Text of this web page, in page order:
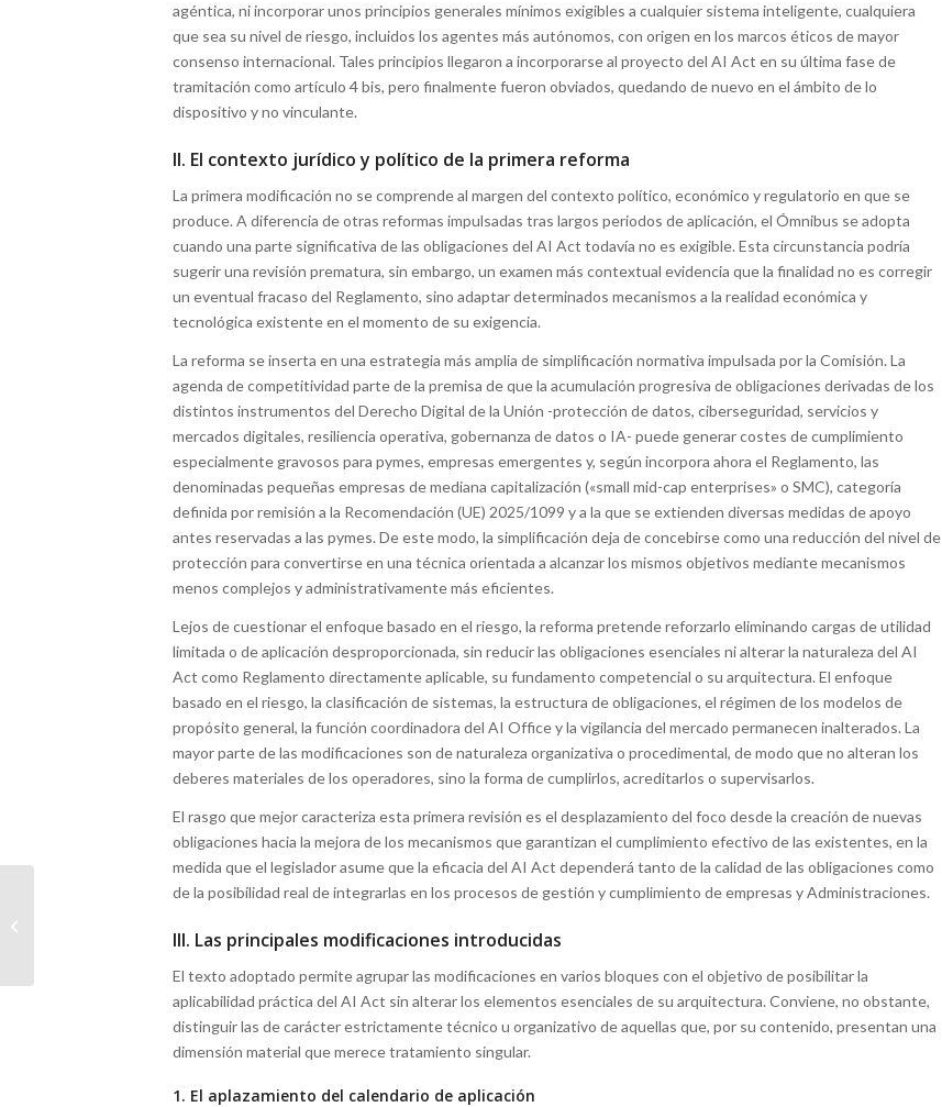
agéntica, ni incorporar unos principios generales mínimos exigibles a cualquier sistema inteligente, cualquiera
que sea su nivel de riesgo, incluidos los agentes más autónomos, con origen en los marcos éticos de mayor
consenso internacional. Tales principios llegaron a incorporarse al proyecto del AI Act en su última fase de
tramitación como artículo 4 bis, pero finalmente fueron obviados, quedando de nuevo en el ámbito de lo
dispositivo y no vinculante.
II. El contexto jurídico y político de la primera reforma
La primera modificación no se comprende al margen del contexto político, económico y regulatorio en que se
produce. A diferencia de otras reformas impulsadas tras largos periodos de aplicación, el Ómnibus se adopta
cuando una parte significativa de las obligaciones del AI Act todavía no es exigible. Esta circunstancia podría
sugerir una revisión prematura, sin embargo, un examen más contextual evidencia que la finalidad no es corregir
un eventual fracaso del Reglamento, sino adaptar determinados mecanismos a la realidad económica y
tecnológica existente en el momento de su exigencia.
La reforma se inserta en una estrategia más amplia de simplificación normativa impulsada por la Comisión. La
agenda de competitividad parte de la premisa de que la acumulación progresiva de obligaciones derivadas de los
distintos instrumentos del Derecho Digital de la Unión -protección de datos, ciberseguridad, servicios y
mercados digitales, resiliencia operativa, gobernanza de datos o IA- puede generar costes de cumplimiento
especialmente gravosos para pymes, empresas emergentes y, según incorpora ahora el Reglamento, las
denominadas pequeñas empresas de mediana capitalización («small mid-cap enterprises» o SMC), categoría
definida por remisión a la Recomendación (UE) 2025/1099 y a la que se extienden diversas medidas de apoyo
antes reservadas a las pymes. De este modo, la simplificación deja de concebirse como una reducción del nivel de
protección para convertirse en una técnica orientada a alcanzar los mismos objetivos mediante mecanismos
menos complejos y administrativamente más eficientes.
Lejos de cuestionar el enfoque basado en el riesgo, la reforma pretende reforzarlo eliminando cargas de utilidad
limitada o de aplicación desproporcionada, sin reducir las obligaciones esenciales ni alterar la naturaleza del AI
Act como Reglamento directamente aplicable, su fundamento competencial o su arquitectura. El enfoque
basado en el riesgo, la clasificación de sistemas, la estructura de obligaciones, el régimen de los modelos de
propósito general, la función coordinadora del AI Office y la vigilancia del mercado permanecen inalterados. La
mayor parte de las modificaciones son de naturaleza organizativa o procedimental, de modo que no alteran los
deberes materiales de los operadores, sino la forma de cumplirlos, acreditarlos o supervisarlos.
El rasgo que mejor caracteriza esta primera revisión es el desplazamiento del foco desde la creación de nuevas
obligaciones hacia la mejora de los mecanismos que garantizan el cumplimiento efectivo de las existentes, en la
medida que el legislador asume que la eficacia del AI Act dependerá tanto de la calidad de las obligaciones como
de la posibilidad real de integrarlas en los procesos de gestión y cumplimiento de empresas y Administraciones.
III. Las principales modificaciones introducidas
El texto adoptado permite agrupar las modificaciones en varios bloques con el objetivo de posibilitar la
aplicabilidad práctica del AI Act sin alterar los elementos esenciales de su arquitectura. Conviene, no obstante,
distinguir las de carácter estrictamente técnico u organizativo de aquellas que, por su contenido, presentan una
dimensión material que merece tratamiento singular.
1. El aplazamiento del calendario de aplicación
responsable y derechos